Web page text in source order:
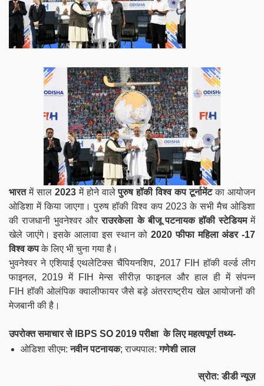
भारतमें साल 2023में होने वालेपुरुष हॉकी विश्व कप टूर्नामेंटका आयोजन
ओडिशा में किया जाएगा। पुरुष हॉकी विश्व कप 2023 के सभी मैच ओडिशा
की राजधानी भुवनेश्वर औरराउरकेला के बीजू पटनायक हॉकी स्टेडियममें
खेले जाएंगे। इसके आलावा इस स्थान को2020 फीफा महिला अंडर -17
विश्व कपके लिए भी चुना गया है।
भुवनेश्वर ने एशियाई एथलेटिक्स चैंपियनशिप, 2017 FIH हॉकी वर्ल्ड लीग
फाइनल, 2019 में FIH मेन्स सीरीज़ फाइनल और हाल ही में संपन्न
FIH हॉकी ओलंपिक क्वालीफायर जैसे बड़े अंतरराष्ट्रीय खेल आयोजनों की
मेजबानी की है।
उपरोक्त समाचार से IBPS SO 2019 परीक्षा के लिए महत्वपूर्ण तथ्य-
ओडिशा सीएम:नवीन पटनायक; राज्यपाल:गणेशी लाल
स्रोत: डीडी न्यूज़